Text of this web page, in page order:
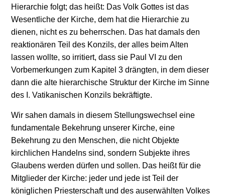
Hierarchie folgt; das heißt: Das Volk Gottes ist das
Wesentliche der Kirche, dem hat die Hierarchie zu
dienen, nicht es zu beherrschen. Das hat damals den
reaktionären Teil des Konzils, der alles beim Alten
lassen wollte, so irritiert, dass sie Paul VI zu den
Vorbemerkungen zum Kapitel 3 drängten, in dem dieser
dann die alte hierarchische Struktur der Kirche im Sinne
des I. Vatikanischen Konzils bekräftigte.
Wir sahen damals in diesem Stellungswechsel eine
fundamentale Bekehrung unserer Kirche, eine
Bekehrung zu den Menschen, die nicht Objekte
kirchlichen Handelns sind, sondern Subjekte ihres
Glaubens werden dürfen und sollen. Das heißt für die
Mitglieder der Kirche: jeder und jede ist Teil der
königlichen Priesterschaft und des auserwählten Volkes